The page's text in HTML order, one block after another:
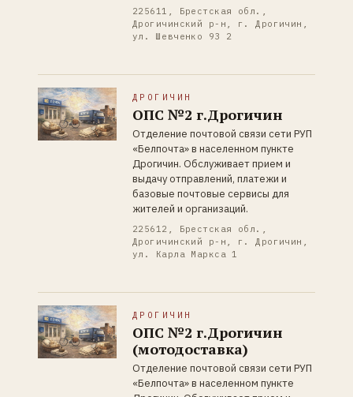
225611, Брестская обл.,
Дрогичинский р-н, г. Дрогичин,
ул. Шевченко 93 2
ДРОГИЧИН
ОПС №2 г.Дрогичин
Отделение почтовой связи сети РУП
«Белпочта» в населенном пункте
Дрогичин. Обслуживает прием и
выдачу отправлений, платежи и
базовые почтовые сервисы для
жителей и организаций.
225612, Брестская обл.,
Дрогичинский р-н, г. Дрогичин,
ул. Карла Маркса 1
ДРОГИЧИН
ОПС №2 г.Дрогичин
(мотодоставка)
Отделение почтовой связи сети РУП
«Белпочта» в населенном пункте